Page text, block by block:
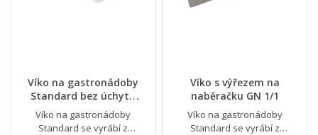
Víko na gastronádoby
Standard bez úchytů
GN 1/1
Víko na gastronádoby
Standard se vyrábí z
Víko s výřezem na
naběračku GN 1/1
Víko na gastronádoby
Standard se vyrábí z